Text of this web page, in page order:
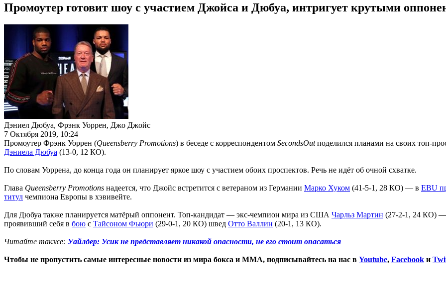
Промоутер готовит шоу с участием Джойса и Дюбуа, интригует крутыми
Дэниел Дюбуа, Фрэнк Уоррен, Джо Джойс
7 Октября 2019, 10:24
Промоутер Фрэнк Уоррен (Queensberry Promotions) в беседе с корреспондентом SecondsOutподелился планами на своих топ-
Дэниела Дюбуа (13-0, 12 КО).
По словам Уоррена, до конца года он планирует яркое шоу с участием обоих проспектов. Речь не идёт об очной схватке.
Глава Queensberry Promotions надеется, что Джойс встретится с ветераном из Германии Марко Хуком (41-5-1, 28 КО) — в EBU
титул чемпиона Европы в хэвивейте.
Для Дюбуа также планируется матёрый оппонент. Топ-кандидат — экс-чемпион мира из США Чарльз Мартин (27-2-1, 24 КО) —
проявивший себя в бою с Тайсоном Фьюри (29-0-1, 20 КО) швед Отто Валлин (20-1, 13 КО).
Читайте также: Уайлдер: Усик не представляет никакой опасности, не его стоит опасаться
Чтобы не пропустить самые интересные новости из мира бокса и ММА, подписывайтесь на нас в Youtube, Facebook и